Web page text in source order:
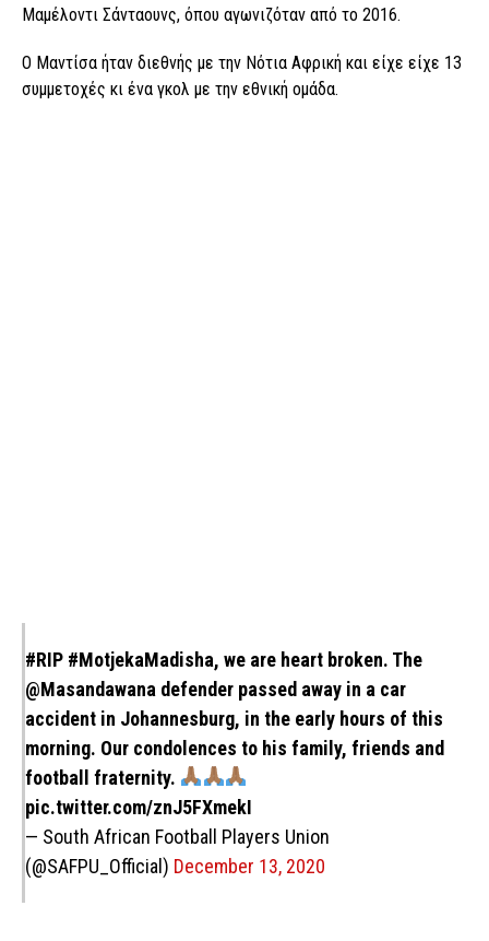
Μαμέλοντι Σάνταουνς, όπου αγωνιζόταν από το 2016.
Ο Μαντίσα ήταν διεθνής με την Νότια Αφρική και είχε είχε 13
συμμετοχές κι ένα γκολ με την εθνική ομάδα.
#RIP #MotjekaMadisha, we are heart broken. The
@Masandawana defender passed away in a car
accident in Johannesburg, in the early hours of this
morning. Our condolences to his family, friends and
football fraternity.
pic.twitter.com/znJ5FXmekI
— South African Football Players Union
(@SAFPU_Official) December 13, 2020